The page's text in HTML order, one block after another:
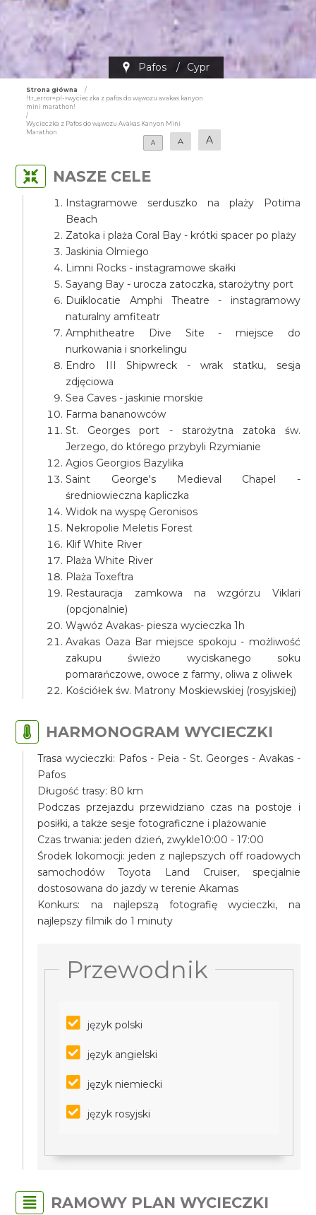
Pafos / Cypr
Strona główna
/
!tr_error=pl->wycieczka z pafos do wąwozu avakas kanyon
mini marathon!
/
Wycieczka z Pafos do wąwozu Avakas Kanyon Mini
Marathon
A
A A
NASZE CELE
Instagramowe serduszko na plaży Potima
Beach
Zatoka i plaża Coral Bay - krótki spacer po plaży
Jaskinia Olmiego
Limni Rocks - instagramowe skałki
Sayang Bay - urocza zatoczka, starożytny port
Duiklocatie Amphi Theatre - instagramowy
naturalny amfiteatr
Amphitheatre Dive Site - miejsce do
nurkowania i snorkelingu
Endro III Shipwreck - wrak statku, sesja
zdjęciowa
Sea Caves - jaskinie morskie
Farma bananowców
St. Georges port - starożytna zatoka św.
Jerzego, do którego przybyli Rzymianie
Agios Georgios Bazylika
Saint George's Medieval Chapel -
średniowieczna kapliczka
Widok na wyspę Geronisos
Nekropolie Meletis Forest
Klif White River
Plaża White River
Plaża Toxeftra
Restauracja zamkowa na wzgórzu Viklari
(opcjonalnie)
Wąwóz Avakas- piesza wycieczka 1h
Avakas Oaza Bar miejsce spokoju - możliwość
zakupu świeżo wyciskanego soku
pomarańczowe, owoce z farmy, oliwa z oliwek
Kościółek św. Matrony Moskiewskiej (rosyjskiej)
HARMONOGRAM WYCIECZKI
Trasa wycieczki: Pafos - Peia - St. Georges - Avakas -
Pafos
Długość trasy: 80 km
Podczas przejazdu przewidziano czas na postoje i
posiłki, a także sesje fotograficzne i plażowanie
Czas trwania: jeden dzień, zwykle10:00 - 17:00
Środek lokomocji: jeden z najlepszych off roadowych
samochodów Toyota Land Cruiser, specjalnie
dostosowana do jazdy w terenie Akamas
Konkurs: na najlepszą fotografię wycieczki, na
najlepszy filmik do 1 minuty
Przewodnik
język polski
język angielski
język niemiecki
język rosyjski
RAMOWY PLAN WYCIECZKI